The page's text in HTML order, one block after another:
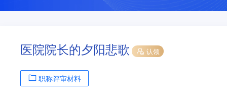
医院院长的夕阳悲歌 认领
职称评审材料